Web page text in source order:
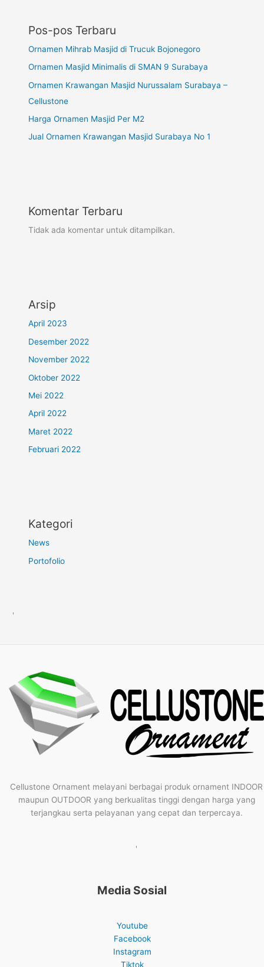
Pos-pos Terbaru
Ornamen Mihrab Masjid di Trucuk Bojonegoro
Ornamen Masjid Minimalis di SMAN 9 Surabaya
Ornamen Krawangan Masjid Nurussalam Surabaya –
Cellustone
Harga Ornamen Masjid Per M2
Jual Ornamen Krawangan Masjid Surabaya No 1
Komentar Terbaru
Tidak ada komentar untuk ditampilkan.
Arsip
April 2023
Desember 2022
November 2022
Oktober 2022
Mei 2022
April 2022
Maret 2022
Februari 2022
Kategori
News
Portofolio
'
Cellustone Ornament melayani berbagai produk ornament INDOOR
maupun OUTDOOR yang berkualitas tinggi dengan harga yang
terjangkau serta pelayanan yang cepat dan terpercaya.
'
Media Sosial
Youtube
Facebook
Instagram
Tiktok